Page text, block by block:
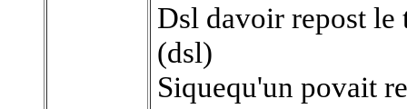
Dsl davoir repost le
(dsl)
Siquequ'un povait